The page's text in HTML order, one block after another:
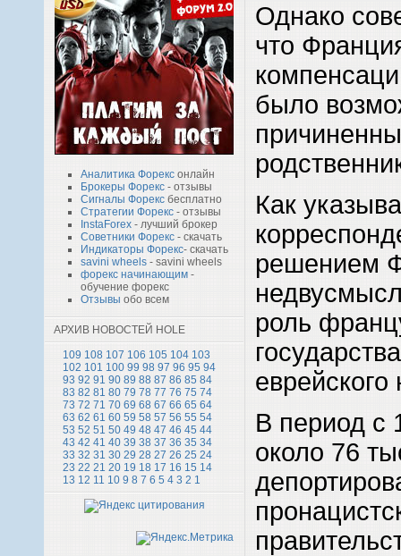
Аналитика Форекс онлайн
Брокеры Форекс - отзывы
Сигналы Форекс бесплатно
Стратегии Форекс - отзывы
InstaForex - лучший брокер
Советники Форекс - скачать
Индикаторы Форекс- скачать
savini wheels - savini wheels
форекс начинающим -
обучение форекс
Отзывы обо всем
АРХИВ НОВОСТЕЙ HOLE
109 108 107 106 105 104 103
102 101 100 99 98 97 96 95 94
93 92 91 90 89 88 87 86 85 84
83 82 81 80 79 78 77 76 75 74
73 72 71 70 69 68 67 66 65 64
63 62 61 60 59 58 57 56 55 54
53 52 51 50 49 48 47 46 45 44
43 42 41 40 39 38 37 36 35 34
33 32 31 30 29 28 27 26 25 24
23 22 21 20 19 18 17 16 15 14
13 12 11 10 9 8 7 6 5 4 3 2 1
Однако
что
было
Как
решением
роль
еврейского
В период с
около 76